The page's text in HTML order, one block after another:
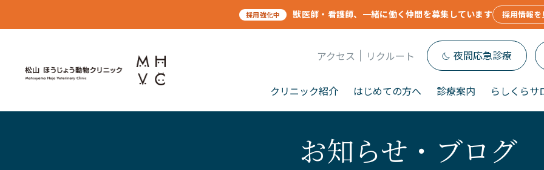
採用強化中 獣医師・看護師、一緒に働く仲間を募集しています 採用情報
アクセス リクルート 夜間応急診療
クリニック紹介 はじめての方へ 診療案内 らしくらサ
お知らせ・ブログ